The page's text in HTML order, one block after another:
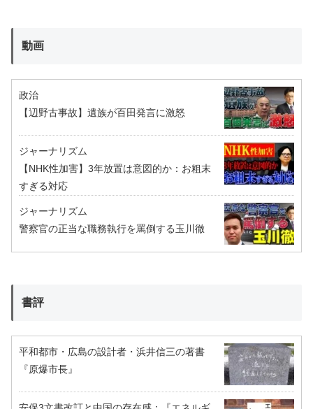
動画
政治
【辺野古事故】遺族が百田発言に激怒
ジャーナリズム
【NHK性加害】3年放置は意図的か：お粗末
すぎる対応
ジャーナリズム
警察官の正当な職務執行を罵倒する玉川徹
書評
平和都市・広島の設計者・浜井信三の著書
『原爆市長』